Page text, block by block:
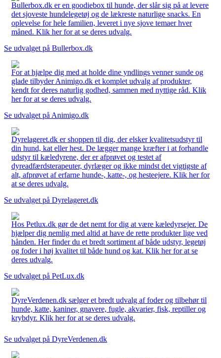
Bullerbox.dk er en goodiebox til hunde, der slår sig på at levere
det sjoveste hundelegetøj og de lækreste naturlige snacks. En
oplevelse for hele familien, leveret i nye sjove temaer hver
måned. Klik her for at se deres udvalg.
Se udvalget på Bullerbox.dk
For at hjælpe dig med at holde dine yndlings venner sunde og
glade tilbyder Animigo.dk et komplet udvalg af produkter,
kendt for deres naturlig godhed, sammen med nyttige råd. Klik
her for at se deres udvalg.
Se udvalget på Animigo.dk
Dyrelageret.dk er shoppen til dig, der elsker kvalitetsudstyr til
din hund, kat eller hest. De lægger mange kræfter i at forhandle
udstyr til kæledyrene, der er afprøvet og testet af
dyreadfærdsterapeuter, dyrlæger og ikke mindst det vigtigste af
alt, afprøvet af erfarne hunde-, katte-, og hesteejere. Klik her for
at se deres udvalg.
Se udvalget på Dyrelageret.dk
Hos Petlux.dk gør de det nemt for dig at være kæledyrsejer. De
hjælper dig nemlig med altid at have de rette produkter lige ved
hånden. Her finder du et bredt sortiment af både udstyr, legetøj
og foder i høj kvalitet til både hund og kat. Klik her for at se
deres udvalg.
Se udvalget på PetLux.dk
DyreVerdenen.dk sælger et bredt udvalg af foder og tilbehør til
hunde, katte, kaniner, gnavere, fugle, akvarier, fisk, reptiller og
krybdyr. Klik her for at se deres udvalg.
Se udvalget på DyreVerdenen.dk